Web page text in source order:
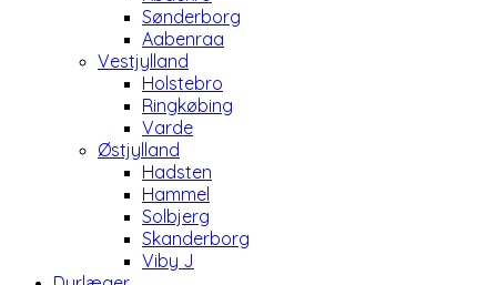
Sønderborg
Aabenraa
Vestjylland
Holstebro
Ringkøbing
Varde
Østjylland
Hadsten
Hammel
Solbjerg
Skanderborg
Viby J